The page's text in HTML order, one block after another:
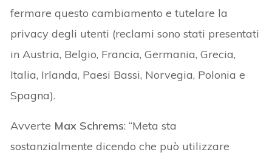
fermare questo cambiamento e tutelare la
privacy degli utenti (reclami sono stati presentati
in Austria, Belgio, Francia, Germania, Grecia,
Italia, Irlanda, Paesi Bassi, Norvegia, Polonia e
Spagna).
Avverte Max Schrems: “Meta sta
sostanzialmente dicendo che può utilizzare